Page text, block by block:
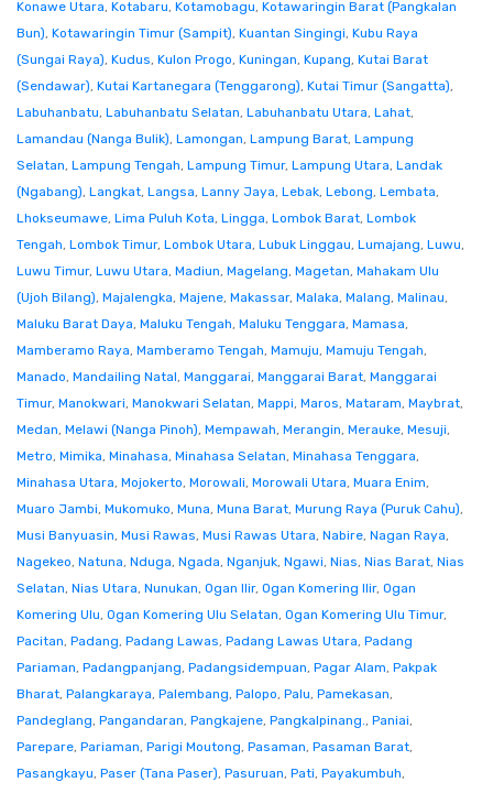
Konawe Utara, Kotabaru, Kotamobagu, Kotawaringin Barat (Pangkalan
Bun), Kotawaringin Timur (Sampit), Kuantan Singingi, Kubu Raya
(Sungai Raya), Kudus, Kulon Progo, Kuningan, Kupang, Kutai Barat
(Sendawar), Kutai Kartanegara (Tenggarong), Kutai Timur (Sangatta),
Labuhanbatu, Labuhanbatu Selatan, Labuhanbatu Utara, Lahat,
Lamandau (Nanga Bulik), Lamongan, Lampung Barat, Lampung
Selatan, Lampung Tengah, Lampung Timur, Lampung Utara, Landak
(Ngabang), Langkat, Langsa, Lanny Jaya, Lebak, Lebong, Lembata,
Lhokseumawe, Lima Puluh Kota, Lingga, Lombok Barat, Lombok
Tengah, Lombok Timur, Lombok Utara, Lubuk Linggau, Lumajang, Luwu,
Luwu Timur, Luwu Utara, Madiun, Magelang, Magetan, Mahakam Ulu
(Ujoh Bilang), Majalengka, Majene, Makassar, Malaka, Malang, Malinau,
Maluku Barat Daya, Maluku Tengah, Maluku Tenggara, Mamasa,
Mamberamo Raya, Mamberamo Tengah, Mamuju, Mamuju Tengah,
Manado, Mandailing Natal, Manggarai, Manggarai Barat, Manggarai
Timur, Manokwari, Manokwari Selatan, Mappi, Maros, Mataram, Maybrat,
Medan, Melawi (Nanga Pinoh), Mempawah, Merangin, Merauke, Mesuji,
Metro, Mimika, Minahasa, Minahasa Selatan, Minahasa Tenggara,
Minahasa Utara, Mojokerto, Morowali, Morowali Utara, Muara Enim,
Muaro Jambi, Mukomuko, Muna, Muna Barat, Murung Raya (Puruk Cahu),
Musi Banyuasin, Musi Rawas, Musi Rawas Utara, Nabire, Nagan Raya,
Nagekeo, Natuna, Nduga, Ngada, Nganjuk, Ngawi, Nias, Nias Barat, Nias
Selatan, Nias Utara, Nunukan, Ogan Ilir, Ogan Komering Ilir, Ogan
Komering Ulu, Ogan Komering Ulu Selatan, Ogan Komering Ulu Timur,
Pacitan, Padang, Padang Lawas, Padang Lawas Utara, Padang
Pariaman, Padangpanjang, Padangsidempuan, Pagar Alam, Pakpak
Bharat, Palangkaraya, Palembang, Palopo, Palu, Pamekasan,
Pandeglang, Pangandaran, Pangkajene, Pangkalpinang., Paniai,
Parepare, Pariaman, Parigi Moutong, Pasaman, Pasaman Barat,
Pasangkayu, Paser (Tana Paser), Pasuruan, Pati, Payakumbuh,